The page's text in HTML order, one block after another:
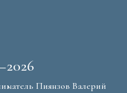
Пиянзов Валерий